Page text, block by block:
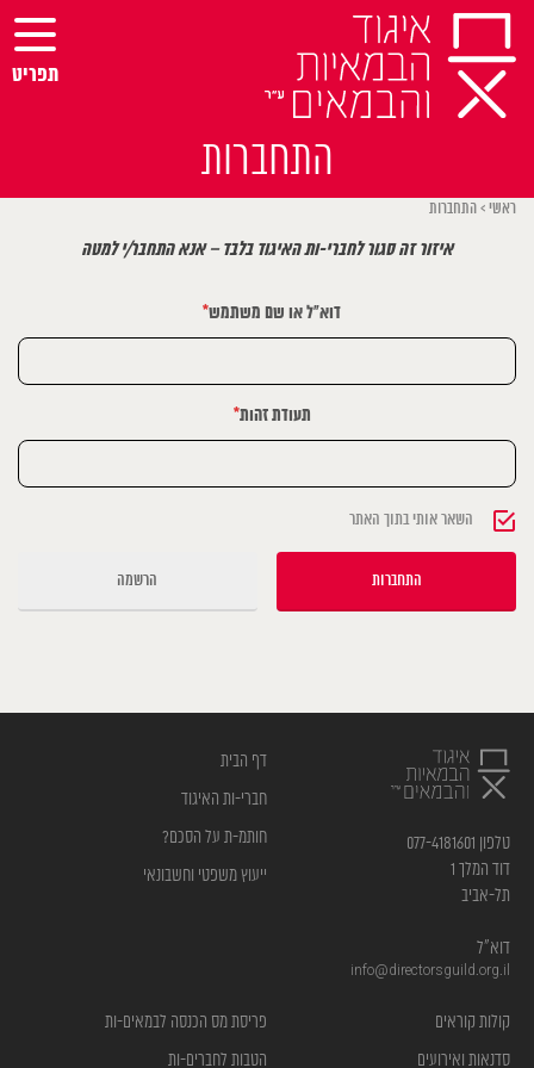
Skip
content
התחברות
תפריט
ראשי > התחברות
איזור זה סגור לחברי-ות האיגוד בלבד – אנא התחבר/י למטה
דוא"ל או שם משתמש*
תעודת זהות*
השאר אותי בתוך האתר
הרשמה
טלפון 077-4181601
דוד המלך 1
תל-אביב
דוא”ל
info@directorsguild.org.il
דף הבית
חברי-ות האיגוד
חותמ-ת על הסכם?
ייעוץ משפטי וחשבונאי
קולות קוראים
סדנאות ואירועים
פריסת מס הכנסה לבמאים-ות
הטבות לחברים-ות